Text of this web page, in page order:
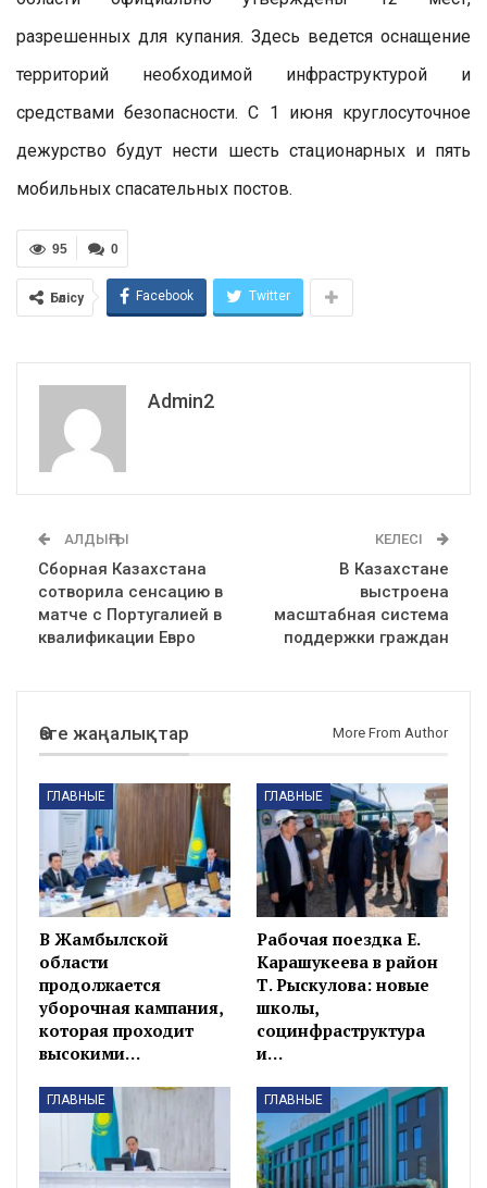
разрешенных для купания. Здесь ведется оснащение
территорий необходимой инфраструктурой и
средствами безопасности. С 1 июня круглосуточное
дежурство будут нести шесть стационарных и пять
мобильных спасательных постов.
0
95
Бөлісу Facebook Twitter
Admin2
АЛДЫҢҒЫ
Сборная Казахстана
сотворила сенсацию в
матче с Португалией в
квалификации Евро
КЕЛЕСІ
В Казахстане
выстроена
масштабная система
поддержки граждан
Өзге жаңалықтар More From Author
ГЛАВНЫЕ
В Жамбылской
области
продолжается
уборочная кампания,
которая проходит
высокими…
ГЛАВНЫЕ
Рабочая поездка Е.
Карашукеева в район
Т. Рыскулова: новые
школы,
социнфраструктура
и…
ГЛАВНЫЕ ГЛАВНЫЕ